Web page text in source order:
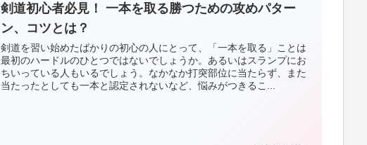
剣道初心者必見！ 一本を取る勝つための攻めパター
ン、コツとは？
剣道を習い始めたばかりの初心の人にとって、「一本を取る」ことは
最初のハードルのひとつではないでしょうか。あるいはスランプにお
ちいっている人もいるでしょう。なかなか打突部位に当たらず、また
当たったとしても一本と認定されないなど、悩みがつきるこ...